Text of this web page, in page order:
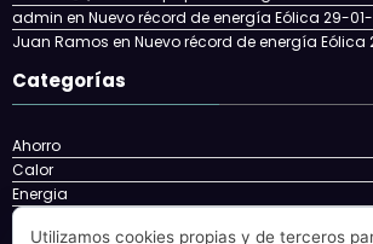
admin en Nuevo récord de energía Eólica 29-01-
Juan Ramos en Nuevo récord de energía Eólica
Categorías
Ahorro
Calor
Energia
Energía
Utilizamos cookies propias y de terceros